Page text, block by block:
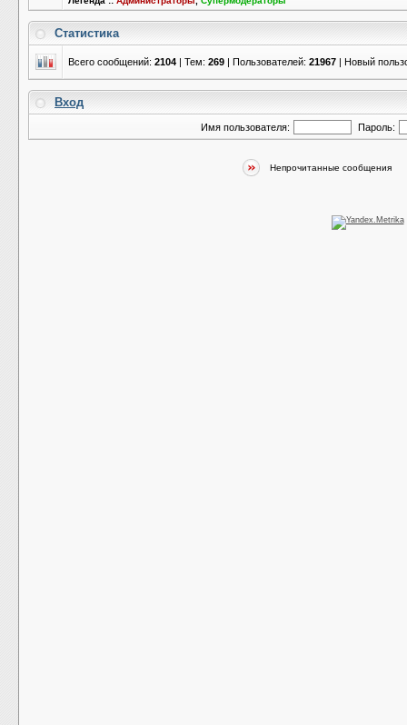
Статистика
Всего сообщений: 2104 | Тем: 269 | Пользователей: 21967 | Новый
Вход
Имя пользователя: Пароль:
Непрочитанные сообщения